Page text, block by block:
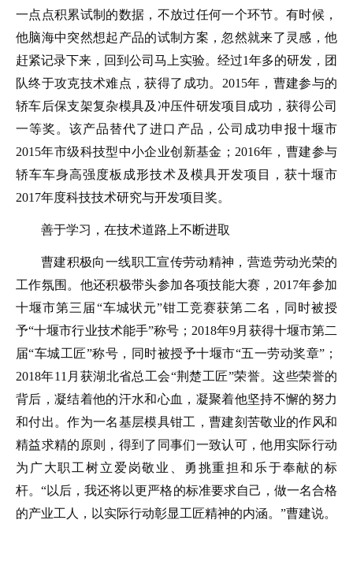
一点点积累试制的数据，不放过任何一个环节。有时候，
他脑海中突然想起产品的试制方案，忽然就来了灵感，他
赶紧记录下来，回到公司马上实验。经过1年多的研发，团
队终于攻克技术难点，获得了成功。2015年，曹建参与的
轿车后保支架复杂模具及冲压件研发项目成功，获得公司
一等奖。该产品替代了进口产品，公司成功申报十堰市
2015年市级科技型中小企业创新基金；2016年，曹建参与
轿车车身高强度板成形技术及模具开发项目，获十堰市
2017年度科技技术研究与开发项目奖。
善于学习，在技术道路上不断进取
曹建积极向一线职工宣传劳动精神，营造劳动光荣的
工作氛围。他还积极带头参加各项技能大赛，2017年参加
十堰市第三届“车城状元”钳工竞赛获第二名，同时被授
予“十堰市行业技术能手”称号；2018年9月获得十堰市第二
届“车城工匠”称号，同时被授予十堰市“五一劳动奖章”；
2018年11月获湖北省总工会“荆楚工匠”荣誉。这些荣誉的
背后，凝结着他的汗水和心血，凝聚着他坚持不懈的努力
和付出。作为一名基层模具钳工，曹建刻苦敬业的作风和
精益求精的原则，得到了同事们一致认可，他用实际行动
为广大职工树立爱岗敬业、勇挑重担和乐于奉献的标
杆。“以后，我还将以更严格的标准要求自己，做一名合格
的产业工人，以实际行动彰显工匠精神的内涵。”曹建说。